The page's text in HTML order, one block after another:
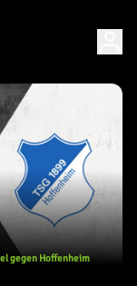
gegen Hoffenheim